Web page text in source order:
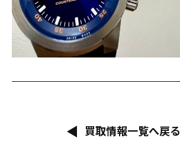
買取情報一覧へ戻る